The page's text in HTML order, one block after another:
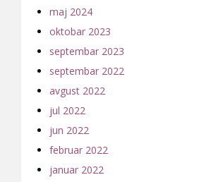
maj 2024
oktobar 2023
septembar 2023
septembar 2022
avgust 2022
jul 2022
jun 2022
februar 2022
januar 2022